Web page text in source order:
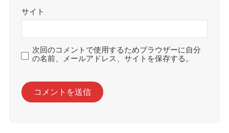
サイト
次回のコメントで使用するためブラウザーに自分
の名前、メールアドレス、サイトを保存する。